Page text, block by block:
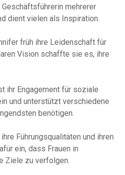
mehrerer
dient vielen als Inspiration.
früh ihre Leidenschaft für
Vision schaffte sie es, ihre
ihr Engagement für soziale
und unterstützt verschiedene
benötigen.
Führungsqualitäten und ihren
ein, dass Frauen in
Ziele zu verfolgen.